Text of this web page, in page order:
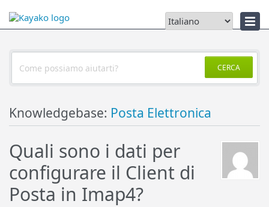
Notizie
CERCA
Knowledgebase: Posta Elettronica
Quali sono i dati per
configurare il Client di
Posta in Imap4?